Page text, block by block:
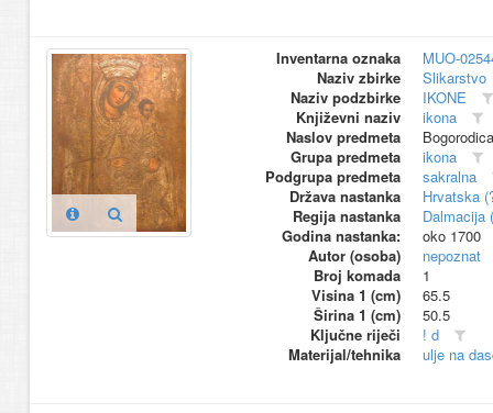
Inventarna oznaka
MUO-
Naziv zbirke
Slikarstvo
Naziv podzbirke
IKONE
Književni naziv
ikona
Naslov predmeta
Grupa predmeta
ikona
Podgrupa predmeta
sakralna
Država nastanka
Hrvatska
Regija nastanka
Dalmacija
Godina nastanka:
oko 1700
Autor (osoba)
nepoznat
Broj komada
1
Visina 1 (cm)
65.5
Širina 1 (cm)
50.5
Ključne riječi
! d
Materijal/tehnika
ulje na